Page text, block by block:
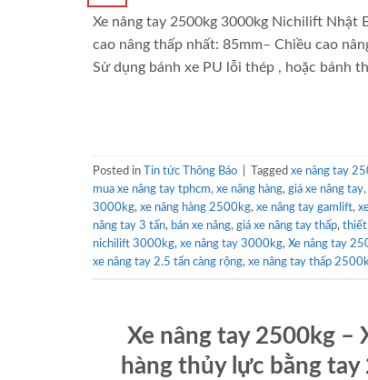
Xe nâng tay 2500kg 3000kg Nichilift Nhật
cao nâng thấp nhất: 85mm– Chiều cao
Sử dụng bánh xe PU lỗi thép , hoặc bánh
Posted in Tin tức Thông Báo Tagged xe nâng tay
mua xe nâng tay tphcm, xe nâng hàng, giá xe nâng tay,
3000kg, xe nâng hàng 2500kg, xe nâng tay gamlift,
nâng tay 3 tấn, bán xe nâng, giá xe nâng tay thấp, thiết
nichilift 3000kg, xe nâng tay 3000kg, Xe nâng tay
xe nâng tay 2.5 tấn càng rộng, xe nâng tay thấp
Xe nâng tay 2500kg –
hàng thủy lực bằng